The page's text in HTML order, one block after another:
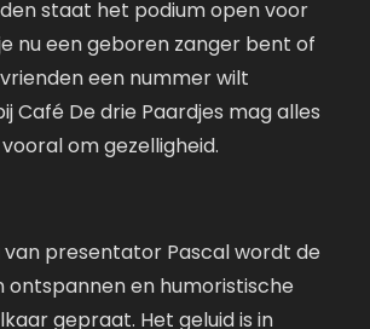
staat het podium open voor
nu een geboren zanger bent of
een nummer wilt
Café De drie Paardjes mag alles
om gezelligheid.
van presentator Pascal wordt de
ontspannen en humoristische
gepraat. Het geluid is in